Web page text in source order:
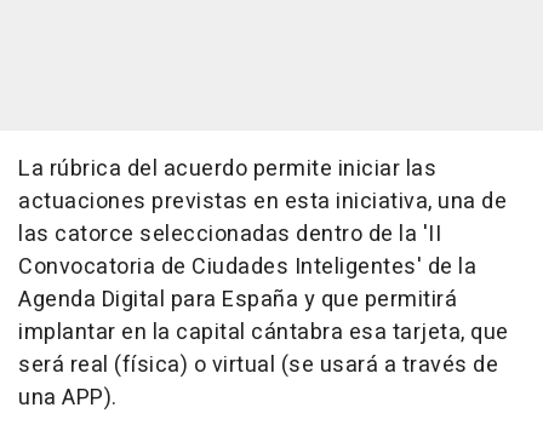
La rúbrica del acuerdo permite iniciar las
actuaciones previstas en esta iniciativa, una de
las catorce seleccionadas dentro de la 'II
Convocatoria de Ciudades Inteligentes' de la
Agenda Digital para España y que permitirá
implantar en la capital cántabra esa tarjeta, que
será real (física) o virtual (se usará a través de
una APP).